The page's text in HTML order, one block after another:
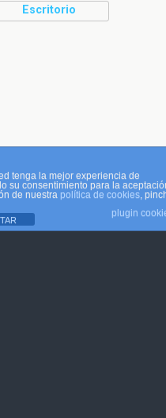
Escritorio
tenga la mejor experiencia de
su consentimiento para la
de nuestra política de cookies,
plugin